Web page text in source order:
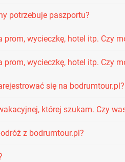
potrzebuje paszportu?
prom, wycieczkę, hotel itp. Czy
prom, wycieczkę, hotel itp. Czy
się na bodrumtour.pl?
której szukam. Czy
z bodrumtour.pl?